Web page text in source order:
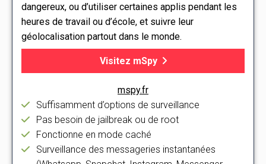
dangereux, ou d’utiliser certaines applis pendant les
heures de travail ou d’école, et suivre leur
géolocalisation partout dans le monde.
Visitez mSpy
mspy.fr
Suffisamment d’options de surveillance
Pas besoin de jailbreak ou de root
Fonctionne en mode caché
Surveillance des messageries instantanées